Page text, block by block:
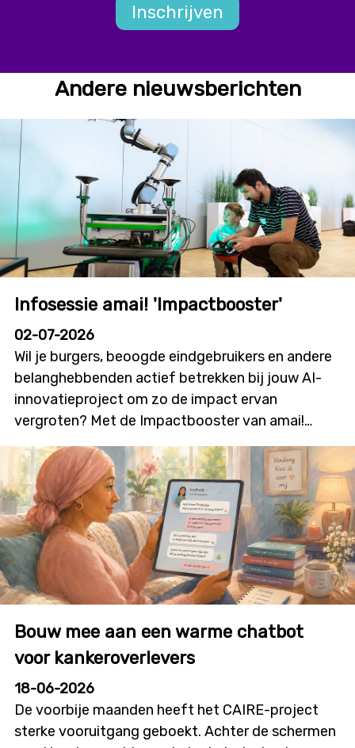
Inschrijven
Andere nieuwsberichten
Infosessie amai! 'Impactbooster'
02-07-2026
Wil je burgers, beoogde eindgebruikers en andere
belanghebbenden actief betrekken bij jouw AI-
innovatieproject om zo de impact ervan
vergroten? Met de Impactbooster van amai!
kunnen onderzoekers en innovatoren financiële
ondersteuning aanvragen voor
burgerparticipatie- en outreachactiviteiten die
bijdragen aan meer dialoog, betrokkenheid en
technologieacceptatie. Deze nieuwe oproep zal
initiatieven stimuleren waarin burgers niet alleen
geïnformeerd worden, maar ook daadwerkelijk
mee vorm geven aan onderzoek, ontwikkeling en
dinsdag 7 juli, in deze infosessie overlopen we alle
details en krijg je de kans om je vragen te stellen.
Tijdstip: 12u00 tot 12u45 Locatie: online
Bouw mee aan een warme chatbot
voor kankeroverlevers
18-06-2026
De voorbije maanden heeft het CAIRE-project
sterke vooruitgang geboekt. Achter de schermen